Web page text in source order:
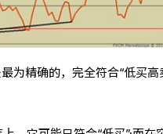
为精确的，完全符合“低买高